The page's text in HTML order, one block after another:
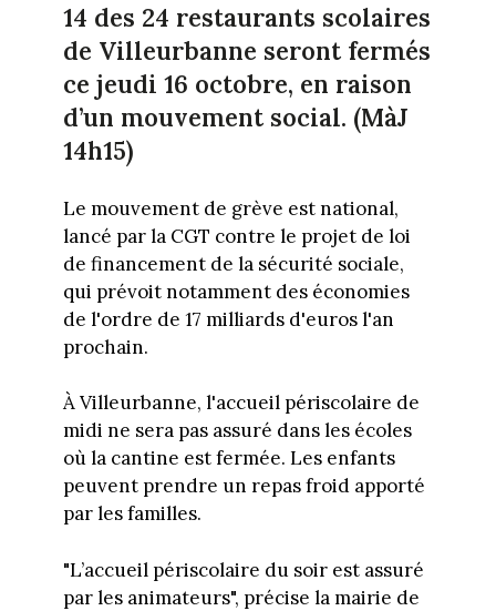
14 des 24 restaurants scolaires
de Villeurbanne seront fermés
ce jeudi 16 octobre, en raison
d’un mouvement social. (MàJ
14h15)
Le mouvement de grève est national,
lancé par la CGT contre le projet de loi
de financement de la sécurité sociale,
qui prévoit notamment des économies
de l'ordre de 17 milliards d'euros l'an
prochain.
À Villeurbanne, l'accueil périscolaire de
midi ne sera pas assuré dans les écoles
où la cantine est fermée. Les enfants
peuvent prendre un repas froid apporté
par les familles.
"L’accueil périscolaire du soir est assuré
par les animateurs", précise la mairie de